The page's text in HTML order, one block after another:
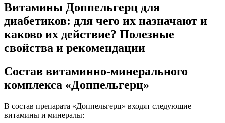
Витамины Доппельгерц для
диабетиков: для чего их назначают и
каково их действие? Полезные
свойства и рекомендации
Состав витаминно-минерального
комплекса «Доппельгерц»
В состав препарата «Доппельгерц» входят следующие
витамины и минералы: